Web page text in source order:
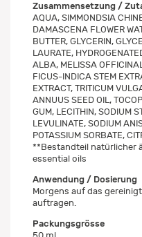
Zusammensetzung /
AQUA, SIMMONDSIA
DAMASCENA FLOWER
BUTTER, GLYCERIN,
LAURATE,
ALBA, MELISSA
FICUS-INDICA STEM
EXTRACT, TRITICUM
ANNUUS SEED OIL,
GUM, LECITHIN, SODIUM
LEVULINATE, SODIUM
POTASSIUM SORBATE,
**Bestandteil natürlicher
essential oils
Anwendung / Dosierung
Morgens auf das
auftragen.
Packungsgrösse